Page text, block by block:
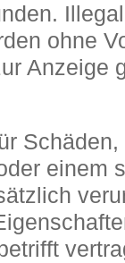
ohne
Anzeige
einem